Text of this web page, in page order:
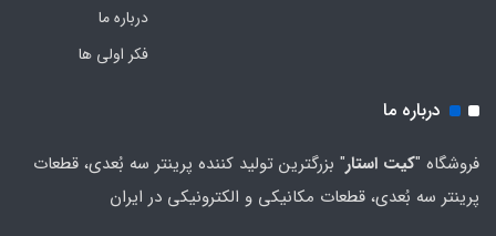
درباره ما
فکر اولی ها
درباره ما
فروشگاه "کیت استار" بزرگترین تولید کننده پرینتر سه بُعدی، قطعات
پرینتر سه بُعدی، قطعات مکانیکی و الکترونیکی در ایران